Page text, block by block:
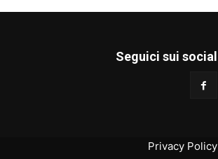
Seguici sui social
Privacy Policy